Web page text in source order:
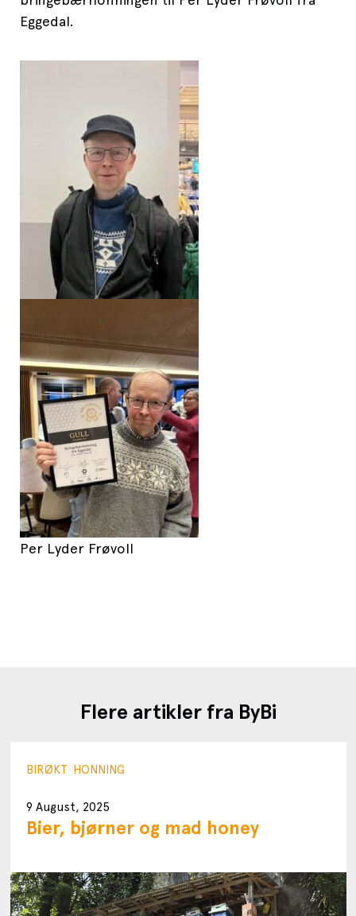
Eggedal.
Per Lyder Frøvoll
Flere artikler fra ByBi
BIRØKT HONNING
9 August, 2025
Bier, bjørner og mad honey